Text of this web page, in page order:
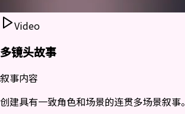
Video
多镜头故事
叙事内容
创建具有一致角色和场景的连贯多场景叙事。